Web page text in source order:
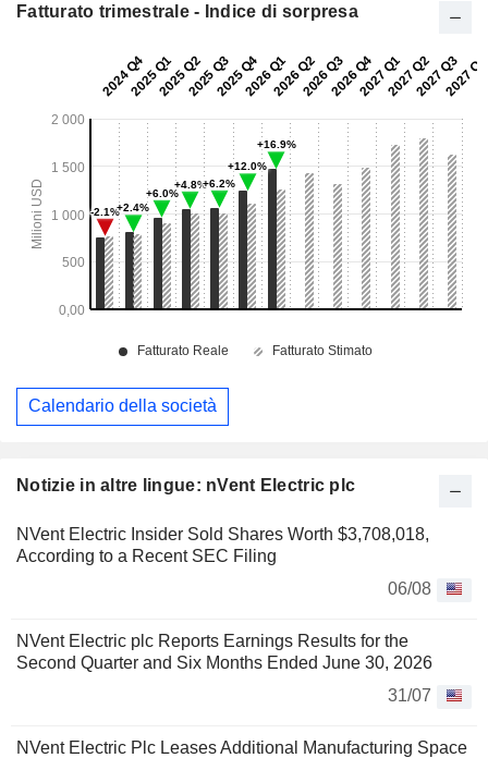
Notizie in altre lingue: nVent Electric plc
NVent Electric Insider Sold Shares Worth $3,708,018,
According to a Recent SEC Filing
06/08
NVent Electric plc Reports Earnings Results for the
Second Quarter and Six Months Ended June 30, 2026
31/07
NVent Electric Plc Leases Additional Manufacturing Space
Fatturato trimestrale - Indice di sorpresa
Calendario della società